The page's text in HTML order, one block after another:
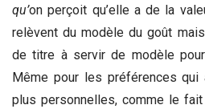
qu’on perçoit qu’elle a de la
relèvent du modèle du goût
de titre à servir de modèle
Même pour les préférences qui
plus personnelles, comme le